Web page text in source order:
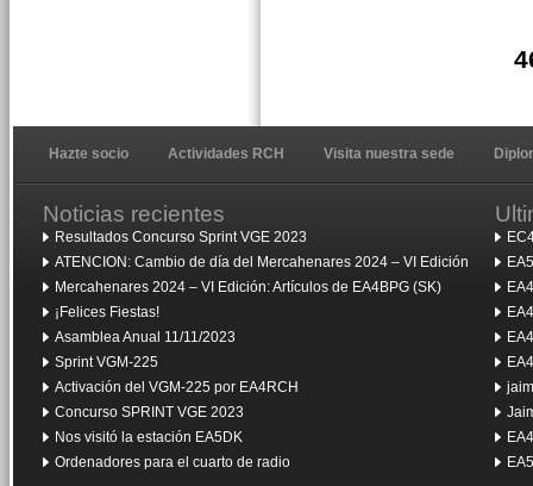
Hazte socio Actividades RCH Visita nuestra sede
Noticias recientes
Resultados Concurso Sprint VGE 2023
ATENCION: Cambio de día del Mercahenares 2024 – VI Edición
Mercahenares 2024 – VI Edición: Artículos de EA4BPG (SK)
¡Felices Fiestas!
Asamblea Anual 11/11/2023
Sprint VGM-225
Activación del VGM-225 por EA4RCH
Concurso SPRINT VGE 2023
Nos visitó la estación EA5DK
Ordenadores para el cuarto de radio